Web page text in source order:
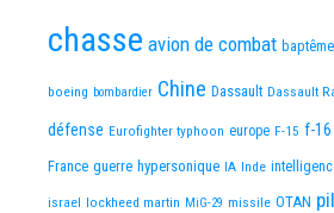
chasse avion de combat
boeing bombardier Chine Dassault Dassault
défense Eurofighter typhoon europe F-15 f-16
France guerre hypersonique IA Inde
israel lockheed martin MiG-29 missile OTAN